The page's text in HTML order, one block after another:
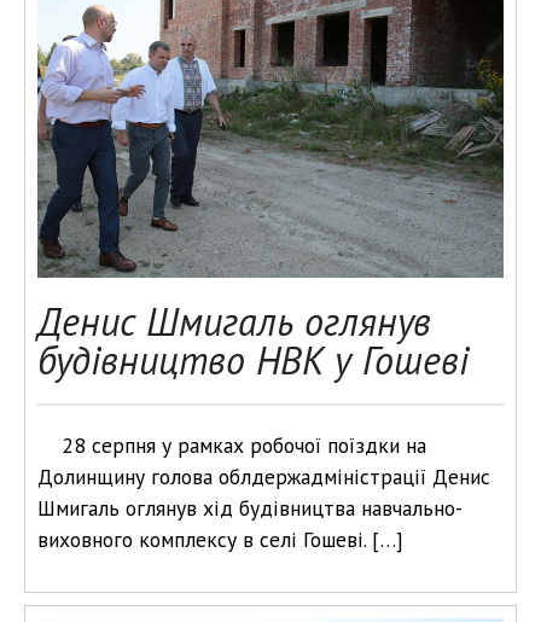
Денис Шмигаль оглянув
будівництво НВК у Гошеві
28 серпня у рамках робочої поїздки на
Долинщину голова облдержадміністрації Денис
Шмигаль оглянув хід будівництва навчально-
виховного комплексу в селі Гошеві. […]